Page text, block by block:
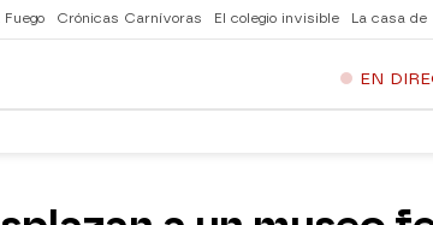
Fuego Crónicas Carnívoras El colegio invisible La casa de
EN